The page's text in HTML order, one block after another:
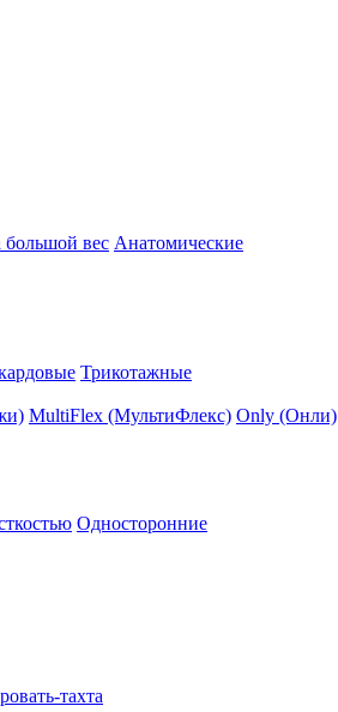
большой вес Анатомические
Трикотажные
MultiFlex (МультиФлекс) Only (Онли)
Односторонние
тахта